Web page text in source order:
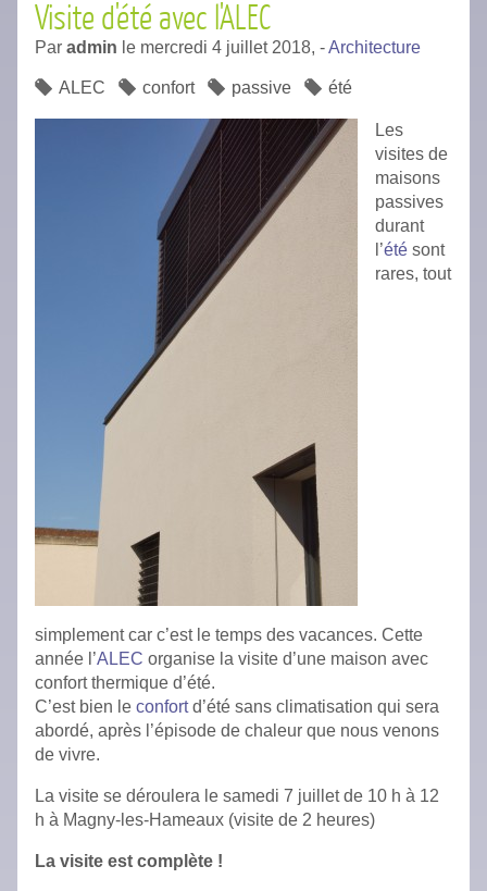
Visite d'été avec l'ALEC
Par admin le mercredi 4 juillet 2018, -Architecture
ALEC confort passive été
Les
visites de
maisons
passives
durant
l’été sont
rares, tout
simplement car c’est le temps des vacances. Cette
année l’ALEC organise la visite d’une maison avec
confort thermique d’été.
C’est bien le confortd’été sans climatisation qui sera
abordé, après l’épisode de chaleur que nous venons
de vivre.
La visite se déroulera le samedi 7 juillet de 10 h à 12
h à Magny-les-Hameaux (visite de 2 heures)
La visite est complète !